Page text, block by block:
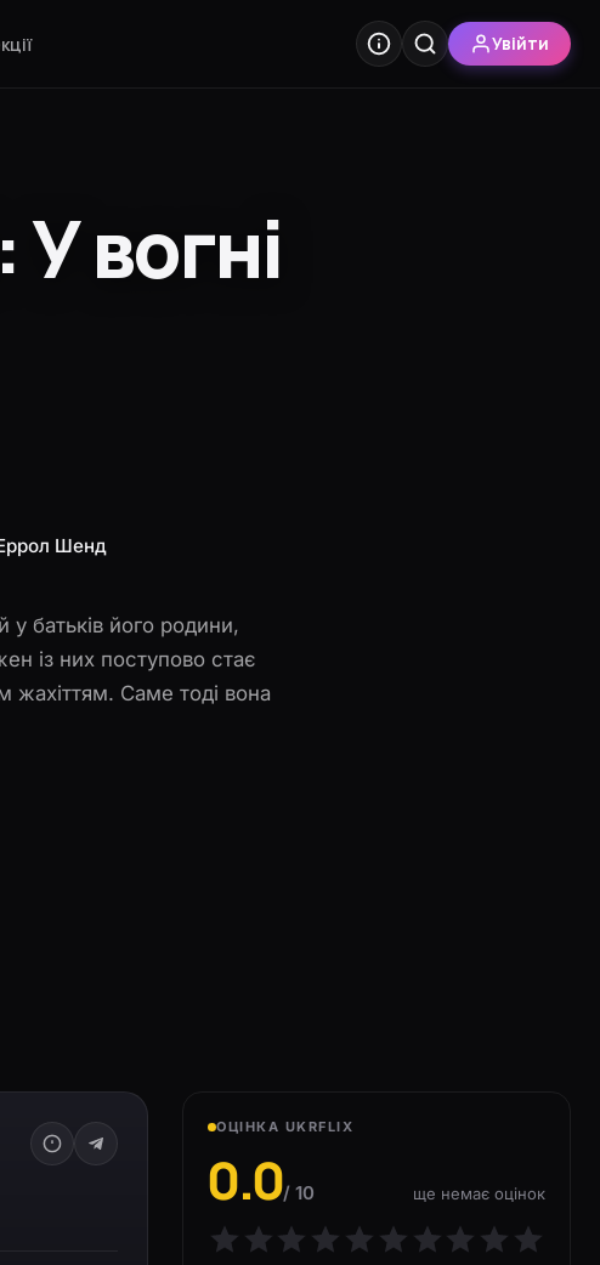
Увійти
вогні
Шенд
у батьків його родини,
із них поступово стає
жахіттям. Саме тоді вона
ОЦІНКА UKRFLIX
0.0/ 10 ще немає оцінок